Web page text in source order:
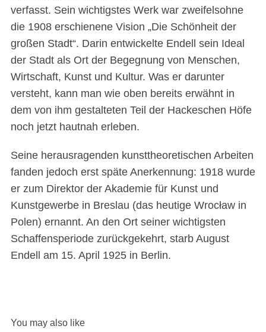
verfasst. Sein wichtigstes Werk war zweifelsohne
die 1908 erschienene Vision „Die Schönheit der
großen Stadt“. Darin entwickelte Endell sein Ideal
der Stadt als Ort der Begegnung von Menschen,
Wirtschaft, Kunst und Kultur. Was er darunter
versteht, kann man wie oben bereits erwähnt in
dem von ihm gestalteten Teil der Hackeschen Höfe
noch jetzt hautnah erleben.
Seine herausragenden kunsttheoretischen Arbeiten
fanden jedoch erst späte Anerkennung: 1918 wurde
er zum Direktor der Akademie für Kunst und
Kunstgewerbe in Breslau (das heutige Wrocław in
Polen) ernannt. An den Ort seiner wichtigsten
Schaffensperiode zurückgekehrt, starb August
Endell am 15. April 1925 in Berlin.
You may also like